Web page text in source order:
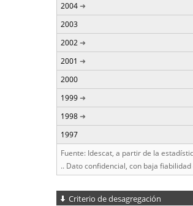
2004
2003
2002
2001
2000
1999
1998
1997
Fuente: Idescat, a partir de la
.. Dato confidencial, con baja
Criterio de desagregación